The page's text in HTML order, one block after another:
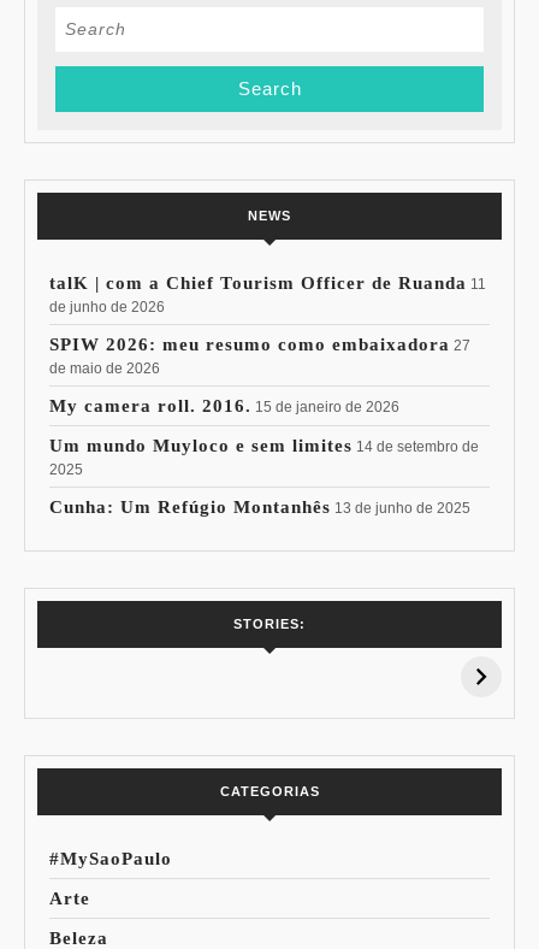
Search
NEWS
talK | com a Chief Tourism Officer de Ruanda 11
de junho de 2026
SPIW 2026: meu resumo como embaixadora 27
de maio de 2026
My camera roll. 2016. 15 de janeiro de 2026
Um mundo Muyloco e sem limites 14 de setembro de
2025
Cunha: Um Refúgio Montanhês 13 de junho de 2025
STORIES:
15% de
Pessoal: Os
CATEGORIAS
#MySaoPaulo
Arte
Beleza